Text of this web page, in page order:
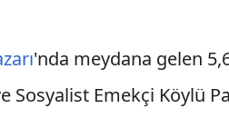
'nda meydana gelen
Sosyalist Emekçi Köylü